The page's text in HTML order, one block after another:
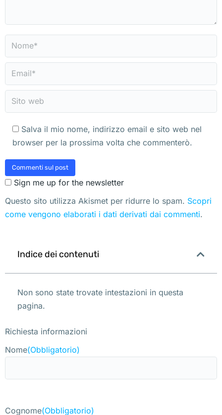
Nome *
Email *
Sito web
Salva il mio nome, indirizzo email e sito web nel
browser per la prossima volta che commenterò.
Commenti sul post
Sign me up for the newsletter
Questo sito utilizza Akismet per ridurre lo spam. Scopri
come vengono elaborati i dati derivati dai commenti.
Indice dei contenuti
Non sono state trovate intestazioni in questa
pagina.
Richiesta informazioni
Nome(Obbligatorio)
Cognome(Obbligatorio)